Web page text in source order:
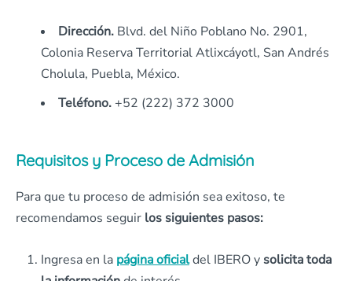
Dirección. Blvd. del Niño Poblano No. 2901,
Colonia Reserva Territorial Atlixcáyotl, San Andrés
Cholula, Puebla, México.
Teléfono. +52 (222) 372 3000
Requisitos y Proceso de Admisión
Para que tu proceso de admisión sea exitoso, te
recomendamos seguir los siguientes pasos:
Ingresa en la página oficialdel IBERO ysolicita toda